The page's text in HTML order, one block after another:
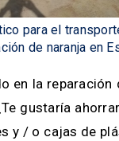
para el
de naranja en
en la reparación
gustaría
y / o cajas de